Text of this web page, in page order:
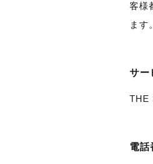
客様
ます。
サー
THE
電話